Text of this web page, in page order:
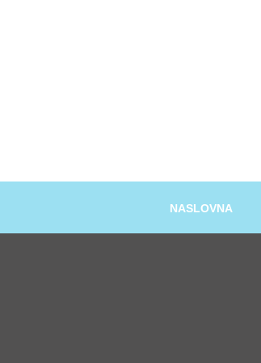
NASLOVNA